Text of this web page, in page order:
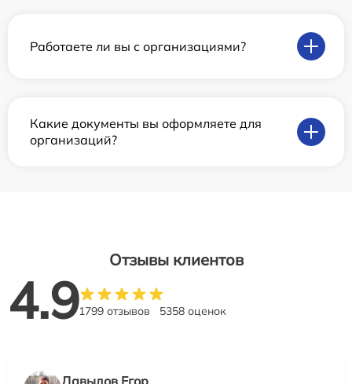
Работаете ли вы с организациями?
Какие документы вы оформляете для
организаций?
Отзывы клиентов
4.91799 отзывов 5358 оценок